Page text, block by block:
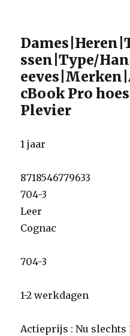
ssen|Type/
cBook Pro
Plevier
1 jaar
8718546779633
704-3
Leer
Cognac
704-3
1-2 werkdagen
Actieprijs : Nu slechts